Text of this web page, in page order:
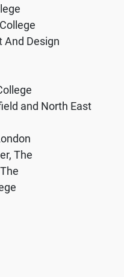
And Design
and North East
The